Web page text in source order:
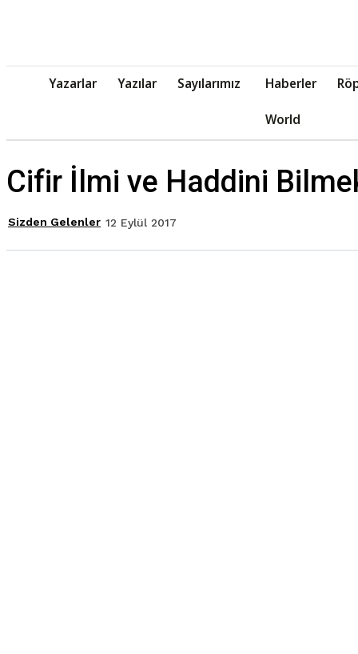
Yazarlar Yazılar Sayılarımız Haberler
World
Cifir İlmi ve Haddini
Sizden Gelenler 12 Eylül 2017